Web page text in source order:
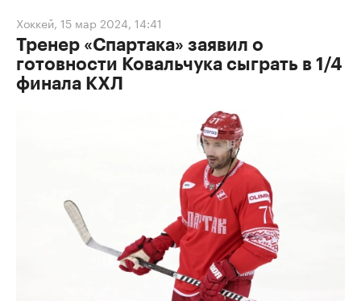
Хоккей, 15 мар 2024, 14:41
Тренер «Спартака» заявил о
готовности Ковальчука сыграть в 1/4
финала КХЛ